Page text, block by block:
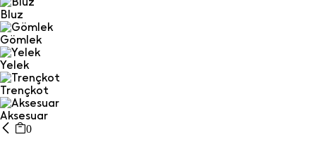
Bluz
Gömlek
Yelek
Trençkot
Aksesuar
0